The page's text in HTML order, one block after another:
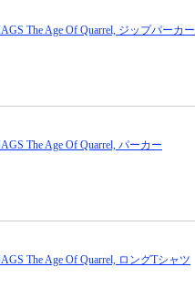
The Age Of Quarrel, ジップパーカー
The Age Of Quarrel, パーカー
The Age Of Quarrel, ロングTシャツ